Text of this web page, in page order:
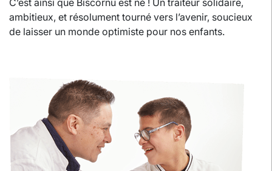
ambitieux, et résolument tourné vers l’avenir, soucieux
de laisser un monde optimiste pour nos enfants.